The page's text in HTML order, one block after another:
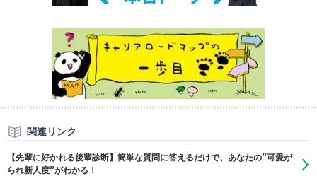
関連リンク
【先輩に好かれる後輩診断】簡単な質問に答えるだけで、あなたの“可愛が
られ新人度”がわかる！